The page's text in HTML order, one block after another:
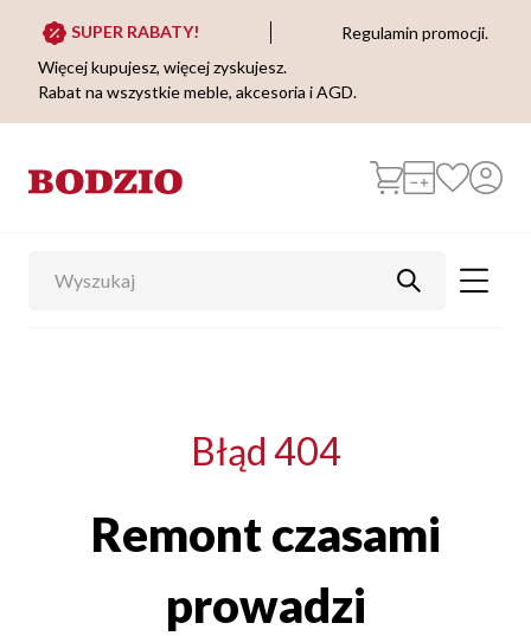
SUPER RABATY!
Regulamin promocji.
Więcej kupujesz, więcej zyskujesz.
Rabat na wszystkie meble, akcesoria i AGD.
Błąd 404
Remont czasami
prowadzi